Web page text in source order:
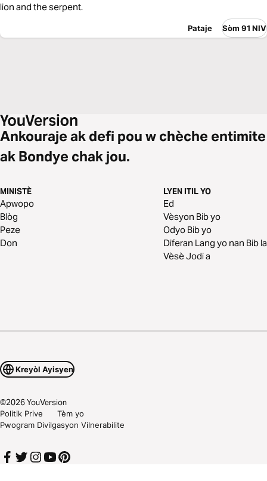
lion and the serpent.
Pataje Sòm 91 NIV
Ankouraje ak defi pou w chèche entimite
ak Bondye chak jou.
MINISTÈ
Apwopo
Blòg
Peze
Don
LYEN ITIL YO
Ed
Vèsyon Bib yo
Odyo Bib yo
Diferan Lang yo nan Bib la
Vèsè Jodi a
Kreyòl Ayisyen
©2026YouVersion
Politik Prive
Tèm yo
Pwogram Divilgasyon Vilnerabilite